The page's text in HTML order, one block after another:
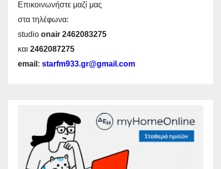
Επικοινωνήστε μαζί μας
στα τηλέφωνα:
studio onair 2462083275
και 2462087275
email: starfm933.gr@gmail.com